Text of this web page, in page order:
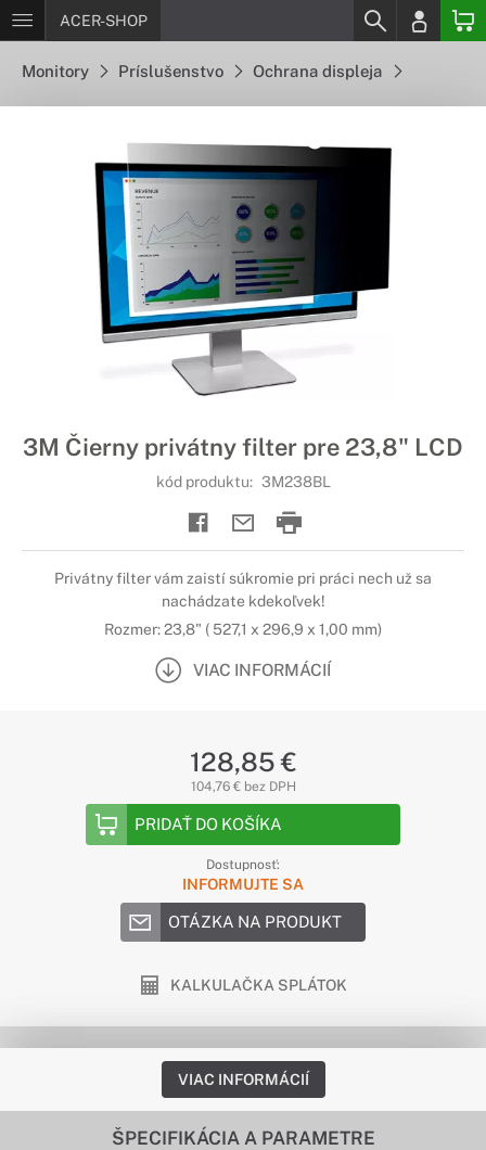
ACER-SHOP
Monitory Príslušenstvo Ochrana displeja
3M Čierny privátny filter pre 23,8" LCD
kód produktu: 3M238BL
Privátny filter vám zaistí súkromie pri práci nech už sa
nachádzate kdekoľvek!
Rozmer: 23,8" ( 527,1 x 296,9 x 1,00 mm)
VIAC INFORMÁCIÍ
128,85 €
104,76 € bez DPH
PRIDAŤ DO KOŠÍKA
Dostupnosť:
INFORMUJTE SA
OTÁZKA NA PRODUKT
KALKULAČKA SPLÁTOK
VIAC INFORMÁCIÍ
ŠPECIFIKÁCIA A PARAMETRE